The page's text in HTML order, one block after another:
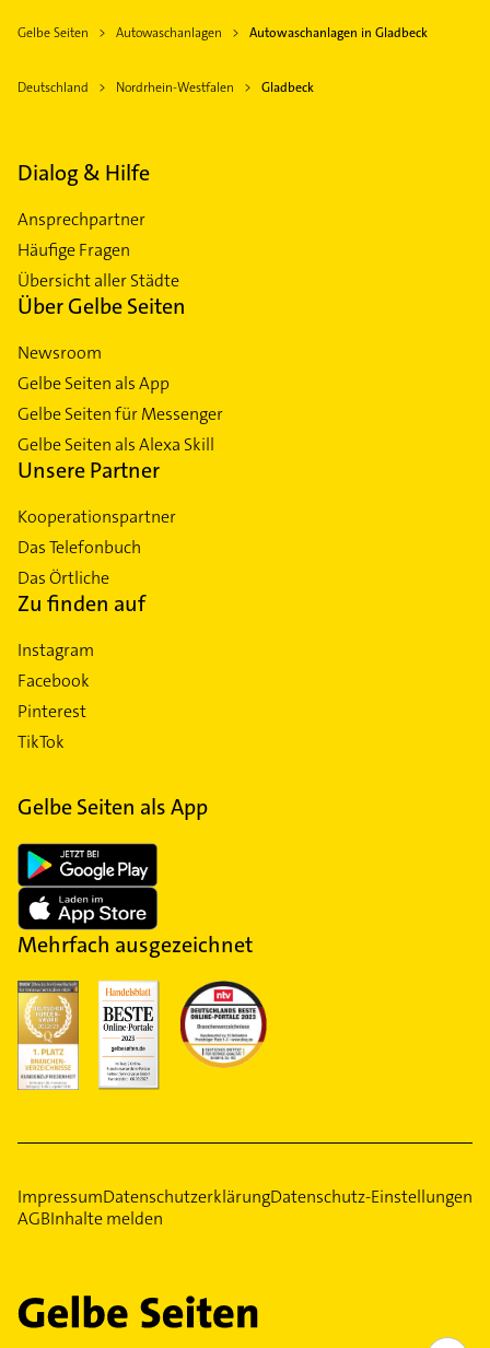
Gelbe Seiten Autowaschanlagen Autowaschanlagen in Gladbeck
Deutschland Nordrhein-Westfalen Gladbeck
Dialog & Hilfe
Ansprechpartner
Häufige Fragen
Übersicht aller Städte
Über Gelbe Seiten
Newsroom
Gelbe Seiten als App
Gelbe Seiten für Messenger
Gelbe Seiten als Alexa Skill
Unsere Partner
Kooperationspartner
Das Telefonbuch
Das Örtliche
Zu finden auf
Instagram
Facebook
Pinterest
TikTok
Gelbe Seiten als App
Mehrfach ausgezeichnet
ImpressumDatenschutzerklärungDatenschutz-Einstellungen
AGBInhalte melden